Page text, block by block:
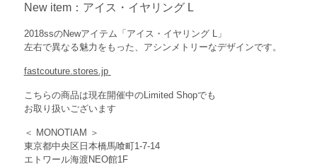
New item：アイス・イヤリング L
2018ssのNewアイテム「アイス・イヤリング L」
左右で異なる魅力をもった、アシンメトリーなデザインです。
fastcouture.stores.jp
こちらの商品は現在開催中のLimited Shopでも
お取り扱いございます
＜ MONOTIAM ＞
東京都中央区日本橋馬喰町1-7-14
エトワール海渡NEO館1F